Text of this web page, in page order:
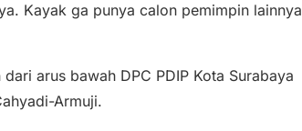
Kayak ga punya calon pemimpin lainnya
arus bawah DPC PDIP Kota Surabaya
Armuji.